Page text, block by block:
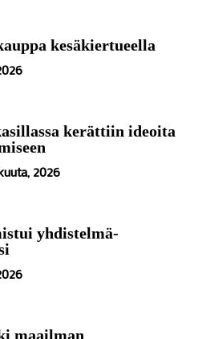
kesäkiertueella
kerättiin ideoita
2026
yhdistelmä-
maailman